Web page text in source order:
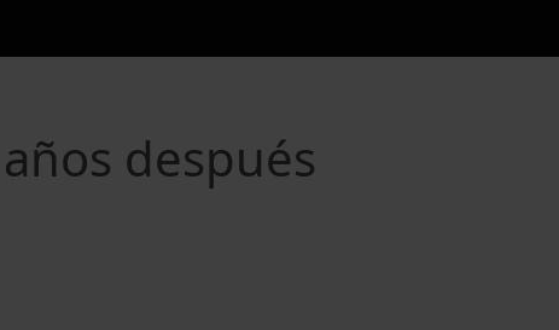
después